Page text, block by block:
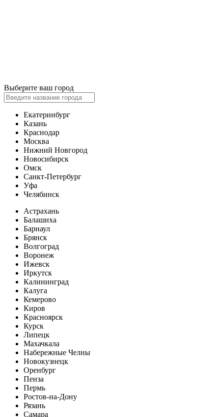
Выберите ваш город
Екатеринбург
Казань
Краснодар
Москва
Нижний Новгород
Новосибирск
Омск
Санкт-Петербург
Уфа
Челябинск
Астрахань
Балашиха
Барнаул
Брянск
Волгоград
Воронеж
Ижевск
Иркутск
Калининград
Калуга
Кемерово
Киров
Красноярск
Курск
Липецк
Махачкала
Набережные Челны
Новокузнецк
Оренбург
Пенза
Пермь
Ростов-на-Дону
Рязань
Самара